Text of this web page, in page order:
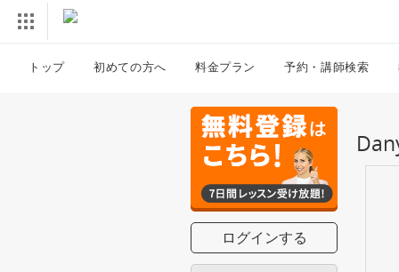
トップ 初めての方へ 料金プラン 予約・講師検索
ログインする